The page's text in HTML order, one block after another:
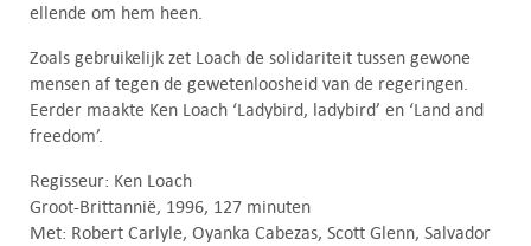
ellende om hem heen.
Zoals gebruikelijk zet Loach de solidariteit tussen gewone
mensen af tegen de gewetenloosheid van de regeringen.
Eerder maakte Ken Loach ‘Ladybird, ladybird’ en ‘Land and
freedom’.
Regisseur: Ken Loach
Groot-Brittannië, 1996, 127 minuten
Met: Robert Carlyle, Oyanka Cabezas, Scott Glenn, Salvador